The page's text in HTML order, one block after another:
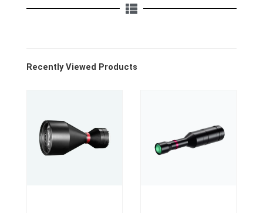
Recently Viewed Products